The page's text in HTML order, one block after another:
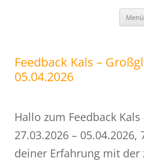
Menü
Feedback Kals –
05.04.2026
Hallo zum Feedback
27.03.2026 – 05.04.2026,
deiner Erfahrung mit der